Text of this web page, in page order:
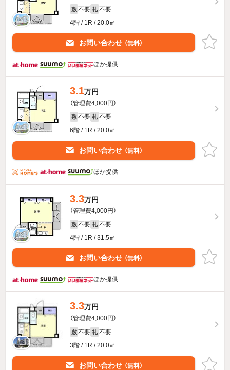
敷 不要 礼 不要
4階 / 1R / 20.0㎡
お問い合わせ （無料）
ほか提供
3.1万円
（管理費4,000円）
敷 不要 礼 不要
6階 / 1R / 20.0㎡
お問い合わせ （無料）
ほか提供
3.3万円
（管理費4,000円）
敷 不要 礼 不要
4階 / 1R / 31.5㎡
お問い合わせ （無料）
ほか提供
3.3万円
（管理費4,000円）
敷 不要 礼 不要
3階 / 1R / 20.0㎡
お問い合わせ （無料）